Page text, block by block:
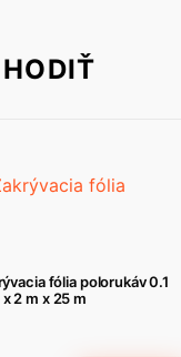
fólia polorukáv 0.1
2 m x 25 m